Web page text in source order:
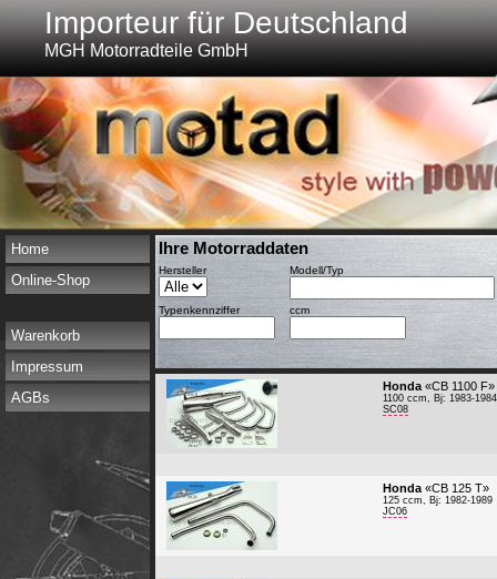
Importeur für Deutschland
MGH Motorradteile GmbH
Home
Online-Shop
Warenkorb
Impressum
AGBs
Ihre Motorraddaten
Hersteller Modell/Typ
Typenkennziffer ccm
Honda «CB 1100 F»
1100 ccm, Bj: 1983-1984
SC08
Honda «CB 125 T»
125 ccm, Bj: 1982-1989
JC06